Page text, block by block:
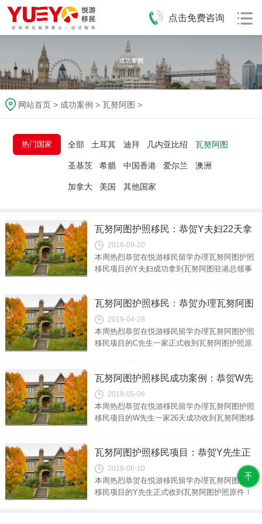
点击免费咨询
网站首页> 成功案例 > 瓦努阿图 >
热门国家 全部 土耳其 迪拜 几内亚比绍 瓦努阿图
圣基茨 希腊 中国香港 爱尔兰 澳洲
加拿大 美国 其他国家
瓦努阿图护照移民：恭贺Y夫妇22天拿
到瓦努阿图护照原件
2018-09-20
本周热烈恭贺在悦游移民留学办理瓦努阿图护照
移民项目的Y夫妇成功拿到瓦努阿图驻港总领事
瓦努阿图护照移民：恭贺办理瓦努阿图
移民的C先生成功拿到公民证
2019-04-28
本周热烈恭贺在悦游移民留学办理瓦努阿图护照
移民项目的C先生一家正式收到瓦努阿图护照原
瓦努阿图护照移民成功案例：恭贺W先
生一家收到瓦努阿图移民局发送的批复
函
2019-05-06
本周热烈恭贺在悦游移民留学办理瓦努阿图护照
移民项目的W先生一家26天成功收到瓦努阿图移
瓦努阿图护照移民项目：恭贺Y先生正
式收到瓦努阿图护照原件
2019-06-10
本周热烈恭贺在悦游移民留学办理瓦努阿图护照
移民项目的Y先生正式收到瓦努阿图护照原件！